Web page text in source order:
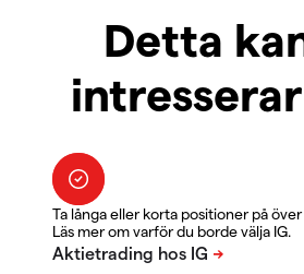
Detta
Ta långa eller korta positioner på
Läs mer om varför du borde välja IG.